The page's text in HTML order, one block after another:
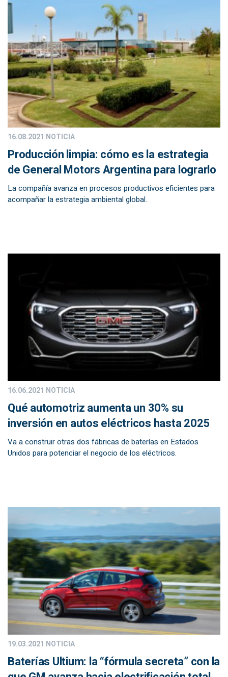
16.08.2021 NOTICIA
Producción limpia: cómo es la estrategia
de General Motors Argentina para lograrlo
La compañía avanza en procesos productivos eficientes para
acompañar la estrategia ambiental global.
16.06.2021 NOTICIA
Qué automotriz aumenta un 30% su
inversión en autos eléctricos hasta 2025
Va a construir otras dos fábricas de baterías en Estados
Unidos para potenciar el negocio de los eléctricos.
19.03.2021 NOTICIA
Baterías Ultium: la “fórmula secreta” con la